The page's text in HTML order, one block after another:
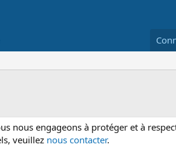
nous engageons à protéger et à
veuillez nous contacter.